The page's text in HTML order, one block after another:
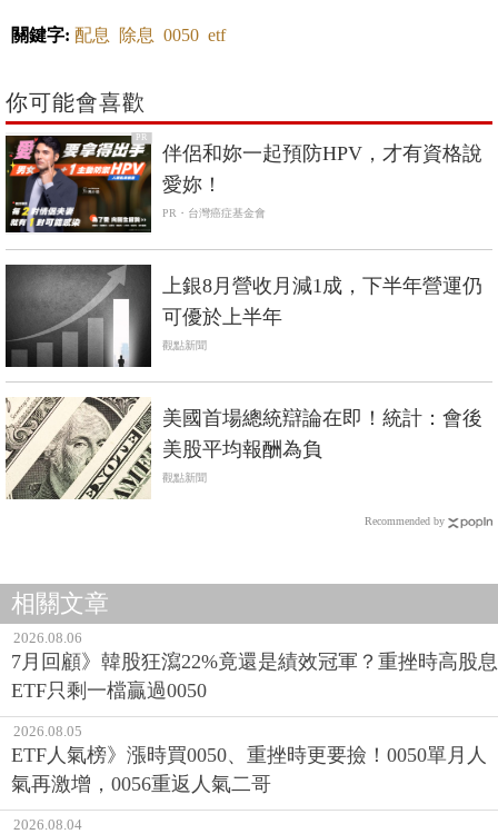
關鍵字: 配息 除息 0050 etf
你可能會喜歡
PR
伴侶和妳一起預防HPV，才有資格說
愛妳！
PR・台灣癌症基金會
上銀8月營收月減1成，下半年營運仍
可優於上半年
觀點新聞
美國首場總統辯論在即！統計：會後
美股平均報酬為負
觀點新聞
Recommended by
相關文章
2026.08.06
7月回顧》韓股狂瀉22%竟還是績效冠軍？重挫時高股息
ETF只剩一檔贏過0050
2026.08.05
ETF人氣榜》漲時買0050、重挫時更要撿！0050單月人
氣再激增，0056重返人氣二哥
2026.08.04